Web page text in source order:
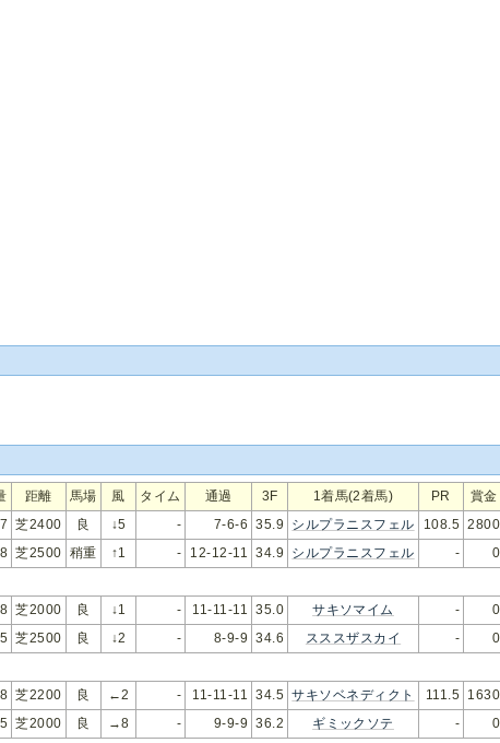
距離 馬場 風 タイム 通過 3F 1着馬(2着馬) PR
賞金
芝2400 良 ↓5 - 7-6-6 35.9 シルプラニスフェル 108.5 2800
芝2500 稍重 ↑1 - 12-12-11 34.9 シルプラニスフェル -
0
芝2000 良 ↓1 - 11-11-11 35.0 サキソマイム -
0
芝2500 良 ↓2 - 8-9-9 34.6 スススザスカイ -
0
芝2200 良 ←2 - 11-11-11 34.5 サキソベネディクト 111.5 1630
芝2000 良 →8 - 9-9-9 36.2 ギミックソテ -
0